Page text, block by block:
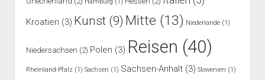
Hamburg (1)
Kroatien (3) Kunst(9) Mitte (13) Niederlande(1)
Niedersachsen (2) Polen (3) Reisen (40)
Rheinland-Pfalz(1) Sachsen (1) Sachsen-Anhalt(3) Slowenien (1)